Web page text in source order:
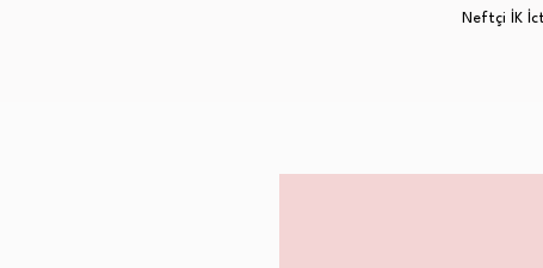
Neftçi İK